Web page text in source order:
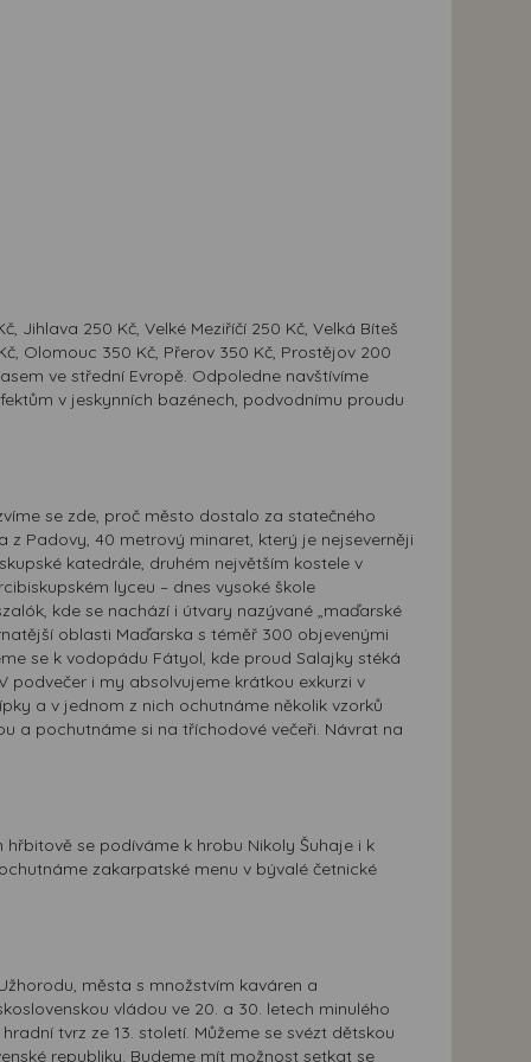
Jihlava 250 Kč, Velké Meziříčí 250 Kč, Velká Bíteš
Olomouc 350 Kč, Přerov 350 Kč, Prostějov 200
ve střední Evropě. Odpoledne navštívíme
v jeskynních bazénech, podvodnímu proudu
se zde, proč město dostalo za statečného
z Padovy, 40 metrový minaret, který je nejseverněji
katedrále, druhém největším kostele v
lyceu – dnes vysoké škole
kde se nachází i útvary nazývané „maďarské
oblasti Maďarska s téměř 300 objevenými
se k vodopádu Fátyol, kde proud Salajky stéká
podvečer i my absolvujeme krátkou exkurzi v
a v jednom z nich ochutnáme několik vzorků
a pochutnáme si na tříchodové večeři. Návrat na
se podíváme k hrobu Nikoly Šuhaje i k
zakarpatské menu v bývalé četnické
města s množstvím kaváren a
vládou ve 20. a 30. letech minulého
tvrz ze 13. století. Můžeme se svézt dětskou
republiky. Budeme mít možnost setkat se